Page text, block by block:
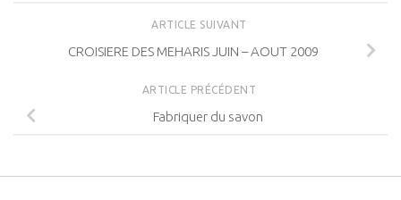
ARTICLE SUIVANT
CROISIERE DES MEHARIS JUIN – AOUT 2009
ARTICLE PRÉCÉDENT
Fabriquer du savon